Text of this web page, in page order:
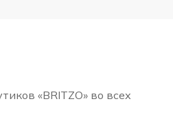
«BRITZO» во всех